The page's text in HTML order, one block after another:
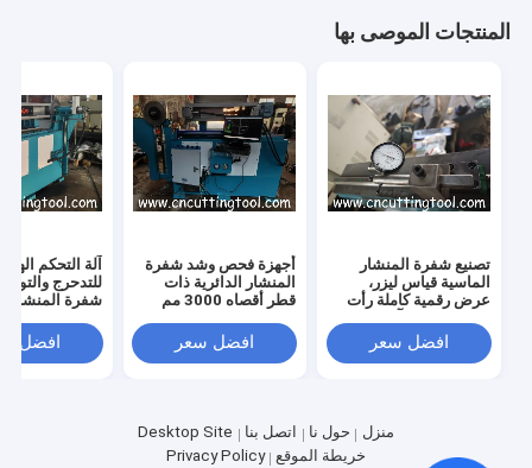
المنتجات الموصى بها
تصنيع شفرة المنشار
الماسية قياس ليزر،
عرض رقمية كاملة رأت
افضل سعر
أجهزة فحص وشد شفرة
المنشار الدائرية ذات
قطر أقصاه 3000 مم
افضل سعر
آلة التحكم
للتدحرج والتوتر
شفرة المنشار
افضل
منزل حول نا اتصل بنا
Desktop Site
خريطة الموقع
Privacy Policy